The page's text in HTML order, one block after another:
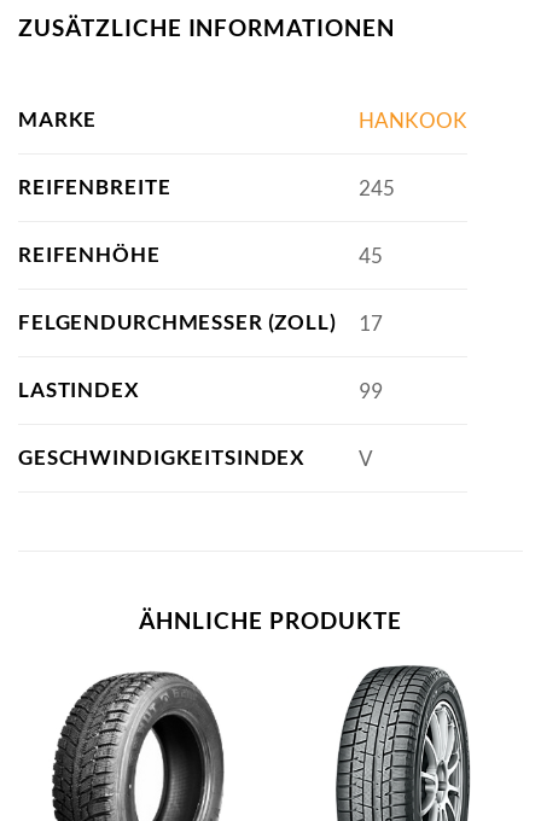
ZUSÄTZLICHE INFORMATIONEN
MARKE HANKOOK
REIFENBREITE 245
REIFENHÖHE 45
FELGENDURCHMESSER (ZOLL) 17
LASTINDEX 99
GESCHWINDIGKEITSINDEX V
ÄHNLICHE PRODUKTE